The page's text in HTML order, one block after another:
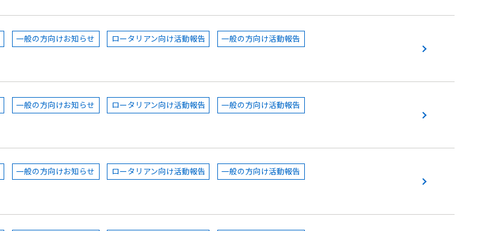
一般の方向けお知らせ ロータリアン向け活動報告 一般の方向け活動報告
一般の方向けお知らせ ロータリアン向け活動報告 一般の方向け活動報告
一般の方向けお知らせ ロータリアン向け活動報告 一般の方向け活動報告